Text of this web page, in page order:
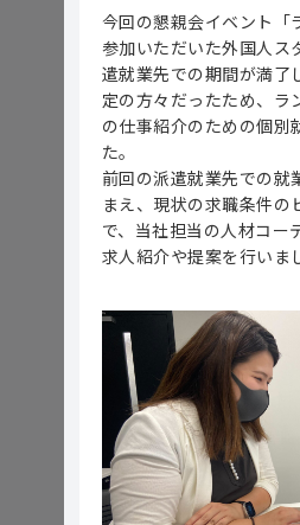
今回の懇親会イベント「
参加いただいた外国人ス
遣就業先での期間が満了
定の方々だったため、ラ
の仕事紹介のための個別
た。
前回の派遣就業先での就
まえ、現状の求職条件の
で、当社担当の人材コー
求人紹介や提案を行いま